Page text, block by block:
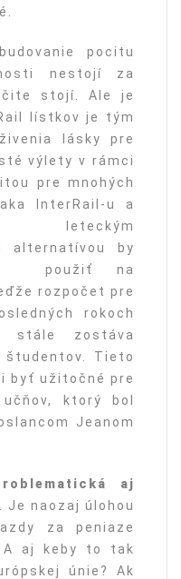
pocitu
nestojí za
stojí. Ale je
lístkov je tým
lásky pre
výlety v rámci
pre mnohých
InterRail-u a
leteckým
alternatívou by
použiť na
rozpočet pre
rokoch
zostáva
študentov. Tieto
byť užitočné pre
ktorý bol
Jeanom
aj
. Je naozaj úlohou
za peniaze
A aj keby to tak
únie? Ak